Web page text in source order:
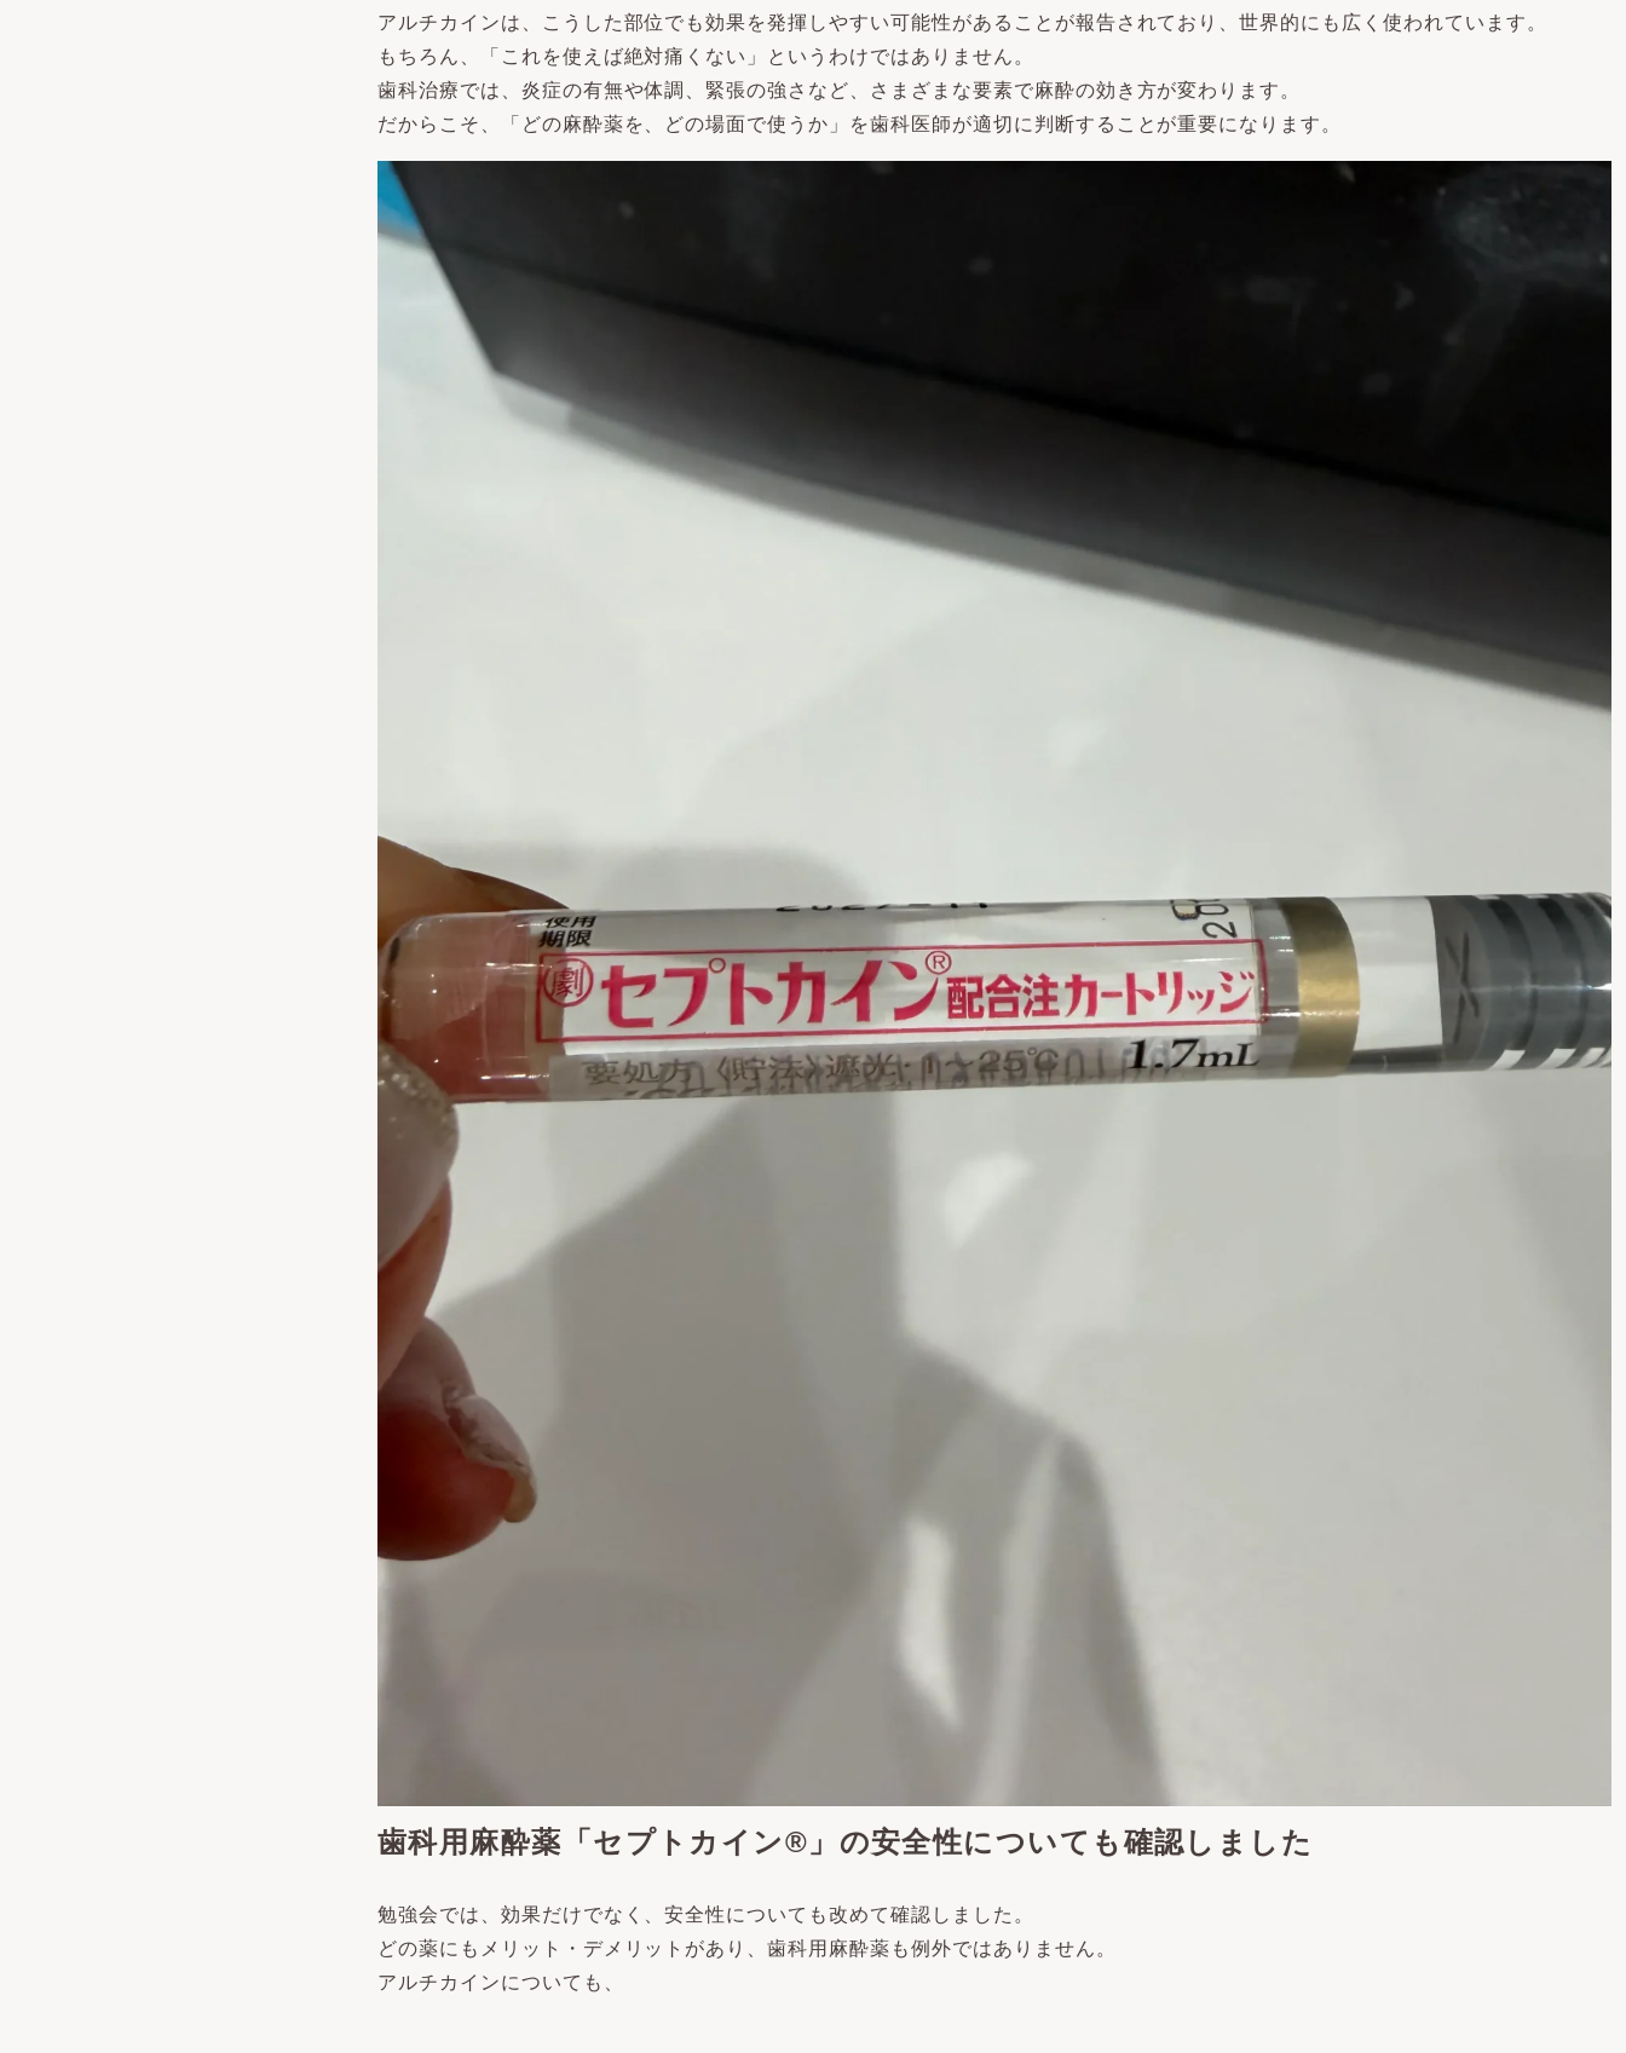
アルチカインは、こうした部位でも効果を発揮しやすい可能性があることが報告されており、世界的にも広く使われています。
もちろん、「これを使えば絶対痛くない」というわけではありません。
歯科治療では、炎症の有無や体調、緊張の強さなど、さまざまな要素で麻酔の効き方が変わります。
だからこそ、「どの麻酔薬を、どの場面で使うか」を歯科医師が適切に判断することが重要になります。
歯科用麻酔薬「セプトカイン®」の安全性についても確認しました
勉強会では、効果だけでなく、安全性についても改めて確認しました。
どの薬にもメリット・デメリットがあり、歯科用麻酔薬も例外ではありません。
アルチカインについても、